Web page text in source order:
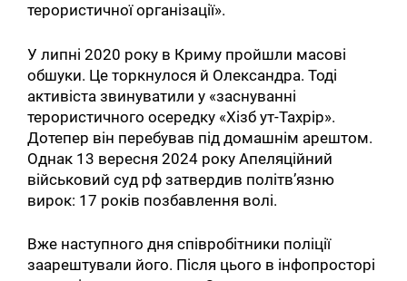
терористичної організації».
У липні 2020 року в Криму пройшли масові
обшуки. Це торкнулося й Олександра. Тоді
активіста звинуватили у «заснуванні
терористичного осередку «Хізб ут-Тахрір».
Дотепер він перебував під домашнім арештом.
Однак 13 вересня 2024 року Апеляційний
військовий суд рф затвердив політв’язню
вирок: 17 років позбавлення волі.
Вже наступного дня співробітники поліції
заарештували його. Після цього в інфопросторі